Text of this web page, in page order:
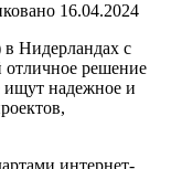
16.04.2024
в Нидерландах с
отличное решение
ищут надежное и
интернет-